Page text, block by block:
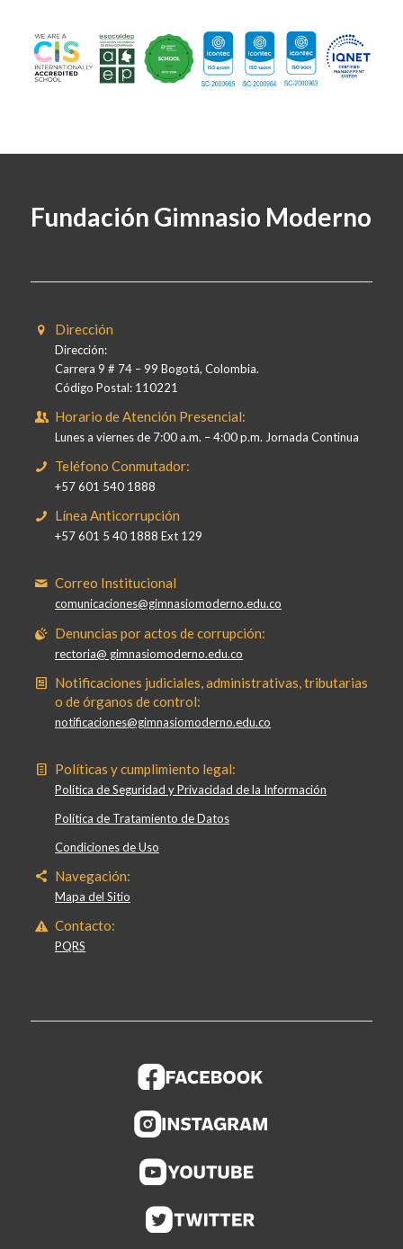
Fundación Gimnasio Moderno
Dirección
Dirección:
Carrera 9 # 74 – 99 Bogotá, Colombia.
Código Postal: 110221
Horario de Atención Presencial:
Lunes a viernes de 7:00 a.m. – 4:00 p.m. Jornada Continua
Teléfono Conmutador:
+57 601 540 1888
Línea Anticorrupción
+57 601 5 40 1888 Ext 129
Correo Institucional
comunicaciones@gimnasiomoderno.edu.co
Denuncias por actos de corrupción:
rectoria@ gimnasiomoderno.edu.co
Notificaciones judiciales, administrativas, tributarias
o de órganos de control:
notificaciones@gimnasiomoderno.edu.co
Políticas y cumplimiento legal:
Política de Seguridad y Privacidad de la Información
Política de Tratamiento de Datos
Condiciones de Uso
Navegación:
Mapa del Sitio
Contacto:
PQRS